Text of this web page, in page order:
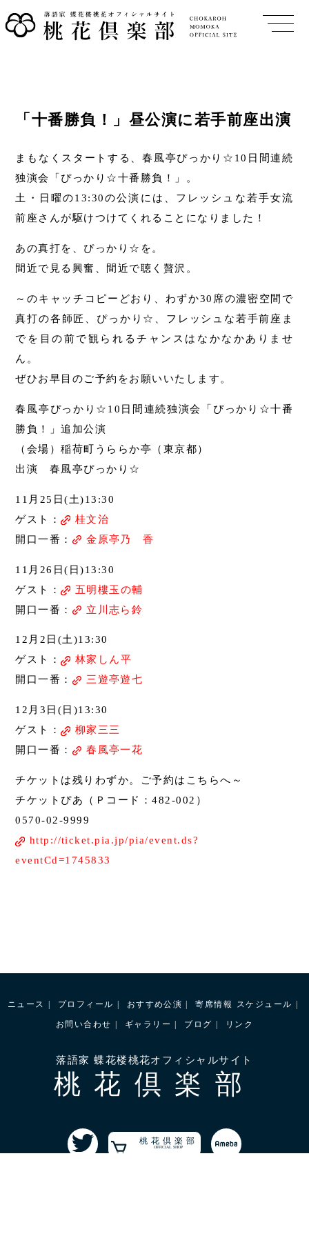
「十番勝負！」昼公演に若手前座出演
まもなくスタートする、春風亭ぴっかり☆10日間連続
独演会「ぴっかり☆十番勝負！」。
土・日曜の13:30の公演には、フレッシュな若手女流
前座さんが駆けつけてくれることになりました！
あの真打を、ぴっかり☆を。
間近で見る興奮、間近で聴く贅沢。
～のキャッチコピーどおり、わずか30席の濃密空間で
真打の各師匠、ぴっかり☆、フレッシュな若手前座ま
でを目の前で観られるチャンスはなかなかありませ
ん。
ぜひお早目のご予約をお願いいたします。
春風亭ぴっかり☆10日間連続独演会「ぴっかり☆十番
勝負！」追加公演
（会場）稲荷町うららか亭（東京都）
出演 春風亭ぴっかり☆
11月25日(土)13:30
ゲスト：
桂文治
開口一番：
金原亭乃ゝ香
11月26日(日)13:30
ゲスト：
五明樓玉の輔
開口一番：
立川志ら鈴
12月2日(土)13:30
ゲスト：
林家しん平
開口一番：
三遊亭遊七
12月3日(日)13:30
ゲスト：
柳家三三
開口一番：
春風亭一花
チケットは残りわずか。ご予約はこちらへ～
チケットぴあ（Ｐコード：482-002）
0570-02-9999
http://ticket.pia.jp/pia/event.ds?
eventCd=1745833
ニュース プロフィール おすすめ公演 寄席情報 スケジュール
お問い合わせ ギャラリー ブログ リンク
落語家 蝶花楼桃花オフィシャルサイト
桃花倶楽部
桃花倶楽部
OFFICIAL SHOP